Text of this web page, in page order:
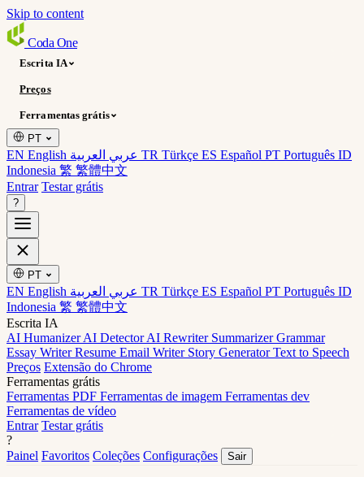
Skip to content
Coda One
Escrita IA
Preços
Ferramentas grátis
PT
EN English TR Türkçe ES Español PT Português ID
Indonesia 繁 繁體中文
Entrar Testar grátis
?
PT
EN English TR Türkçe ES Español PT Português ID
Indonesia 繁 繁體中文
Escrita IA
AI HumanizerAI DetectorAI Rewriter SummarizerGrammar
Essay WriterResume Email Writer Story GeneratorText to Speech
Preços Extensão do Chrome
Ferramentas grátis
Ferramentas PDF Ferramentas de imagem Ferramentas dev
Ferramentas de vídeo
Entrar Testar grátis
?
Painel Favoritos Coleções Configurações Sair